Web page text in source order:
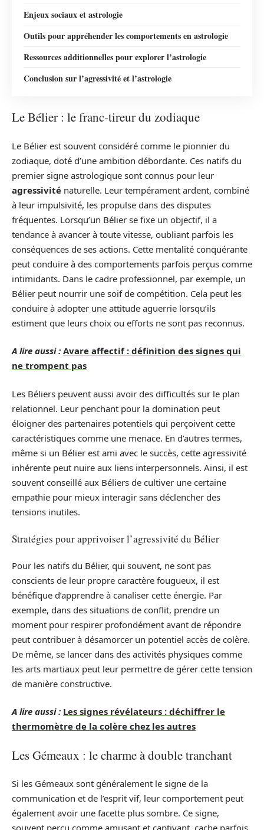
Enjeux sociaux et astrologie
Outils pour appréhender les comportements en astrologie
Ressources additionnelles pour explorer l’astrologie
Conclusion sur l’agressivité et l’astrologie
Le Bélier : le franc-tireur du zodiaque
Le Bélier est souvent considéré comme le pionnier du
zodiaque, doté d’une ambition débordante. Ces natifs du
premier signe astrologique sont connus pour leur
agressivité naturelle. Leur tempérament ardent, combiné
à leur impulsivité, les propulse dans des disputes
fréquentes. Lorsqu’un Bélier se fixe un objectif, il a
tendance à avancer à toute vitesse, oubliant parfois les
conséquences de ses actions. Cette mentalité conquérante
peut conduire à des comportements parfois perçus comme
intimidants. Dans le cadre professionnel, par exemple, un
Bélier peut nourrir une soif de compétition. Cela peut les
conduire à adopter une attitude aguerrie lorsqu’ils
estiment que leurs choix ou efforts ne sont pas reconnus.
A lire aussi : Avare affectif : définition des signes qui
ne trompent pas
Les Béliers peuvent aussi avoir des difficultés sur le plan
relationnel. Leur penchant pour la domination peut
éloigner des partenaires potentiels qui perçoivent cette
caractéristiques comme une menace. En d’autres termes,
même si un Bélier est ami avec le succès, cette agressivité
inhérente peut nuire aux liens interpersonnels. Ainsi, il est
souvent conseillé aux Béliers de cultiver une certaine
empathie pour mieux interagir sans déclencher des
tensions inutiles.
Stratégies pour apprivoiser l’agressivité du Bélier
Pour les natifs du Bélier, qui souvent, ne sont pas
conscients de leur propre caractère fougueux, il est
bénéfique d’apprendre à canaliser cette énergie. Par
exemple, dans des situations de conflit, prendre un
moment pour respirer profondément avant de répondre
peut contribuer à désamorcer un potentiel accès de colère.
De même, se lancer dans des activités physiques comme
les arts martiaux peut leur permettre de gérer cette tension
de manière constructive.
A lire aussi : Les signes révélateurs : déchiffrer le
thermomètre de la colère chez les autres
Les Gémeaux : le charme à double tranchant
Si les Gémeaux sont généralement le signe de la
communication et de l’esprit vif, leur comportement peut
également avoir une facette plus sombre. Ce signe,
souvent perçu comme amusant et captivant, cache parfois